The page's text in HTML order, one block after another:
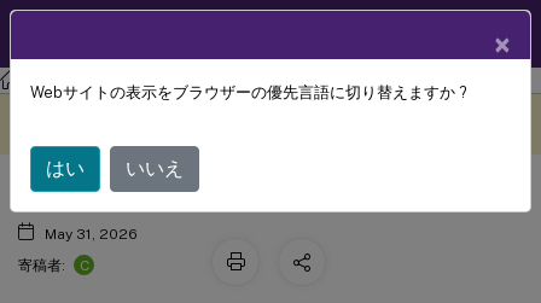
印刷構成の具体例
May 31, 2026
寄稿者:
C
×
Webサイトの表示をブラウザーの優先言語に切り替えますか ?
はい いいえ